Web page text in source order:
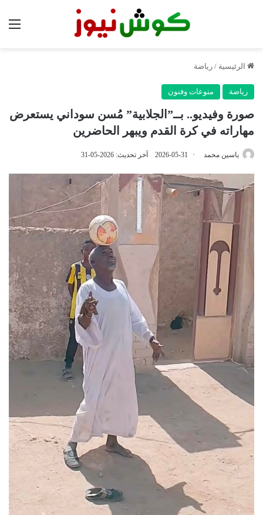
الرئيسية / رياضة
رياضة منوعات وفنون
صورة وفيديو.. بــ”الجلابية” مُسن سوداني يستعرض
مهاراته في كرة القدم ويبهر الحاضرين
ياسين محمد 2026-05-31 آخر تحديث: 2026-05-31